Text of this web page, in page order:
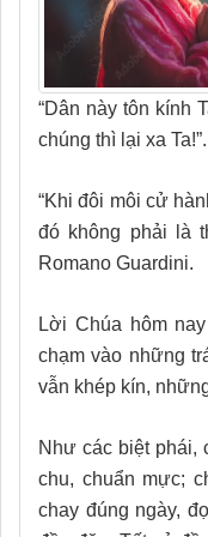
“Dân này tôn kính
chúng thì lại xa Ta!”.
“Khi đôi môi cử
đó không phải là
Romano Guardini.
Lời Chúa hôm
chạm vào những
vẫn khép kín,
Như các biệt phái,
chu, chuẩn mực;
chay đúng ngày,